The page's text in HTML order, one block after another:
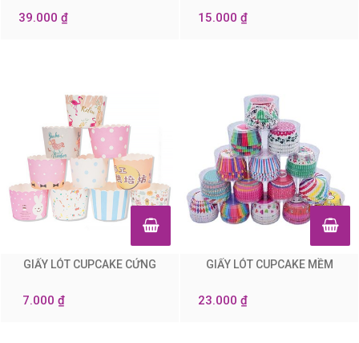
39.000 ₫ 15.000 ₫
GIẤY LÓT CUPCAKE CỨNG
7.000 ₫
GIẤY LÓT CUPCAKE MỀM
23.000 ₫